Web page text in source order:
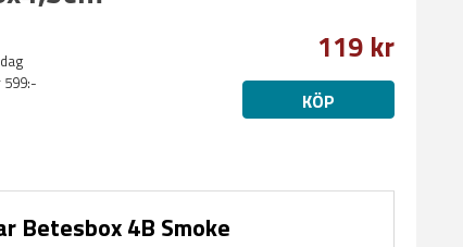
119 kr
KÖP
Betesbox 4B Smoke